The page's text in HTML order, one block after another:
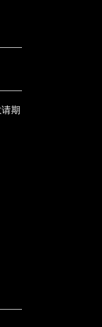
期